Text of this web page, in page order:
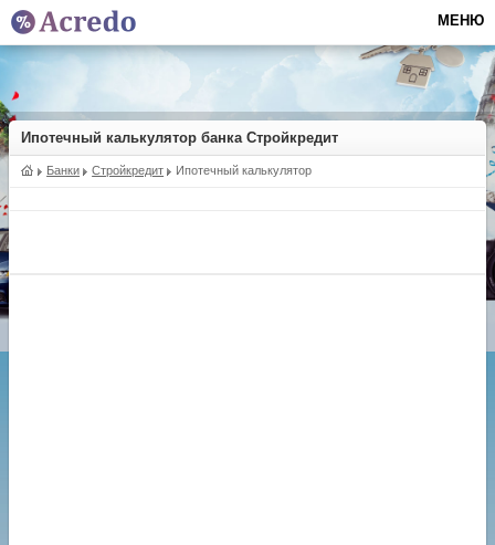
Ипотечный калькулятор банка Стройкредит
Банки Стройкредит Ипотечный калькулятор
МЕНЮ